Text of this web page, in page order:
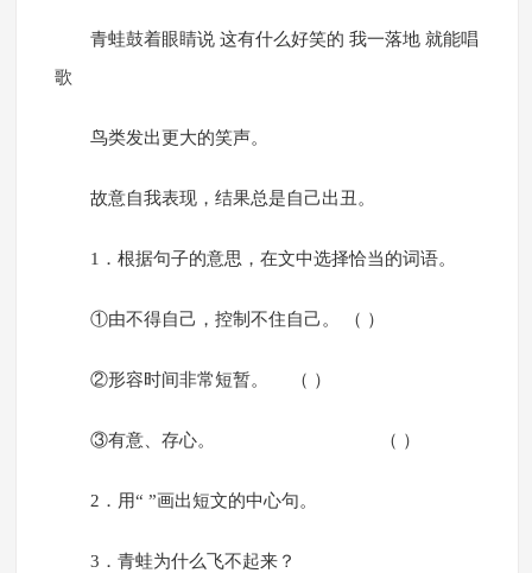
青蛙鼓着眼睛说 这有什么好笑的 我一落地 就能唱
歌
鸟类发出更大的笑声。
故意自我表现，结果总是自己出丑。
1．根据句子的意思，在文中选择恰当的词语。
①由不得自己，控制不住自己。 （ ）
②形容时间非常短暂。 （ ）
③有意、存心。 （ ）
2．用“ ”画出短文的中心句。
3．青蛙为什么飞不起来？